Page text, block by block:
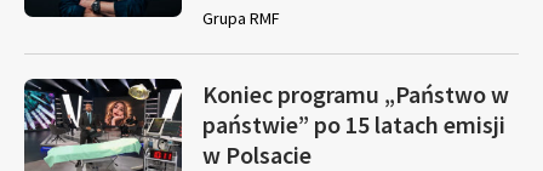
Grupa RMF
Koniec programu „Państwo w
państwie” po 15 latach emisji
w Polsacie